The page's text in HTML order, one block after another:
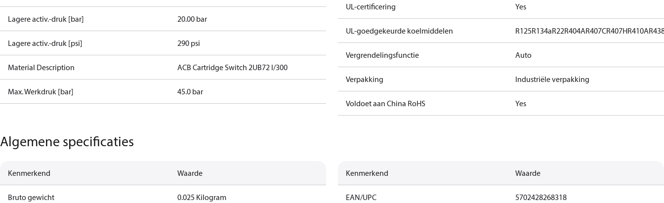
Lagere activ.-druk [bar] 20.00 bar
Lagere activ.-druk [psi] 290 psi
Material Description ACB Cartridge Switch 2UB72 I/300
Max. Werkdruk [bar] 45.0 bar
UL-certificering Yes
UL-goedgekeurde koelmiddelen R125R134aR22R404AR407CR407HR410A
Vergrendelingsfunctie Auto
Verpakking Industriële verpakking
Voldoet aan China RoHS Yes
Algemene specificaties
Kenmerkend Waarde
Bruto gewicht 0.025 Kilogram
Kenmerkend Waarde
EAN/UPC 5702428268318